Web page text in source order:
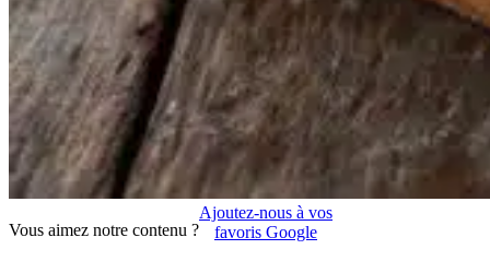
Vous aimez notre contenu ?
Ajoutez-nous à vos
favoris Google